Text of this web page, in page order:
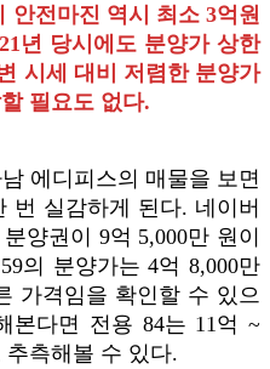
안전마진 역시 최소 3억원
년 당시에도 분양가 상한
시세 대비 저렴한 분양가
필요도 없다.
에디피스의 매물을 보면
번 실감하게 된다. 네이버
양권이 9억 5,000만 원이
의 분양가는 4억 8,000만
가격임을 확인할 수 있으
본다면 전용 84는 11억 ~
추측해볼 수 있다.